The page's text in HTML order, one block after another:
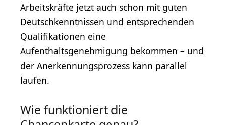
Arbeitskräfte jetzt auch schon mit guten
Deutschkenntnissen und entsprechenden
Qualifikationen eine
Aufenthaltsgenehmigung bekommen – und
der Anerkennungsprozess kann parallel
laufen.
Wie funktioniert die